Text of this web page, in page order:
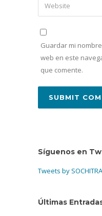
Guardar mi
web en este
que comente.
Síguenos en
Tweets by
Últimas